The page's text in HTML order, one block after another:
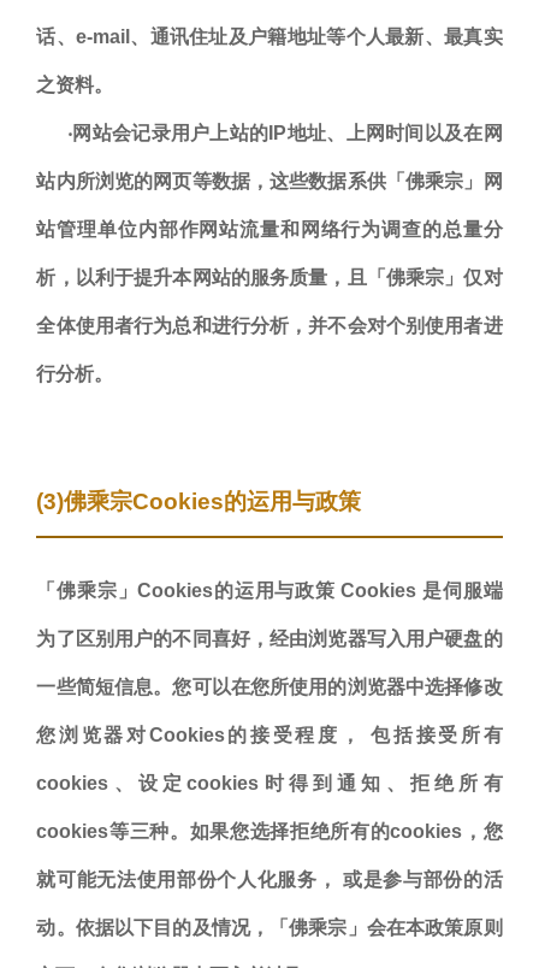
话、e-mail、通讯住址及户籍地址等个人最新、最真实
之资料。
‧网站会记录用户上站的IP地址、上网时间以及在网
站内所浏览的网页等数据，这些数据系供「佛乘宗」网
站管理单位内部作网站流量和网络行为调查的总量分
析，以利于提升本网站的服务质量，且「佛乘宗」仅对
全体使用者行为总和进行分析，并不会对个别使用者进
行分析。
(3)佛乘宗Cookies的运用与政策
「佛乘宗」Cookies的运用与政策 Cookies 是伺服端
为了区别用户的不同喜好，经由浏览器写入用户硬盘的
一些简短信息。您可以在您所使用的浏览器中选择修改
您浏览器对Cookies的接受程度， 包括接受所有
cookies、设定cookies时得到通知、拒绝所有
cookies等三种。如果您选择拒绝所有的cookies，您
就可能无法使用部份个人化服务， 或是参与部份的活
动。依据以下目的及情况，「佛乘宗」会在本政策原则